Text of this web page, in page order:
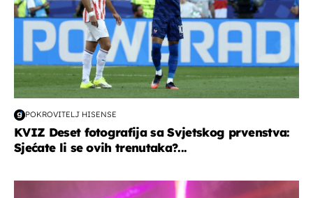
POKROVITELJ HISENSE
KVIZ Deset fotografija sa Svjetskog prvenstva:
Sjećate li se ovih trenutaka?...